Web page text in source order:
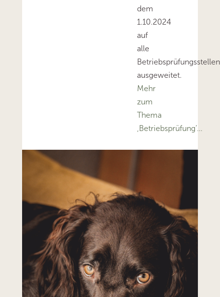
dem
1.10.2024
auf
alle
Betriebsprüfungsstellen
ausgeweitet.
Mehr
zum
Thema
‚Betriebsprüfung’…